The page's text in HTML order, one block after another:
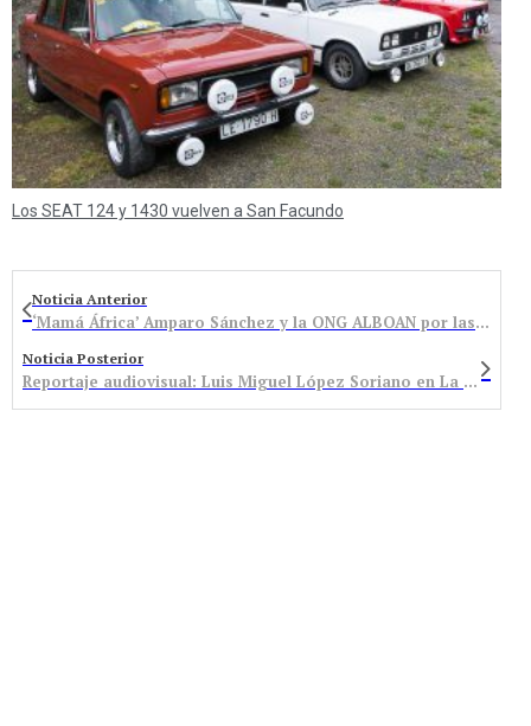
Los SEAT 124 y 1430 vuelven a San Facundo
Noticia Anterior
‘Mamá África’ Amparo Sánchez y la ONG ALBOAN por las mujeres de Congo
Noticia Posterior
Reportaje audiovisual: Luis Miguel López Soriano en La Semana de la Montaña de Bembibre